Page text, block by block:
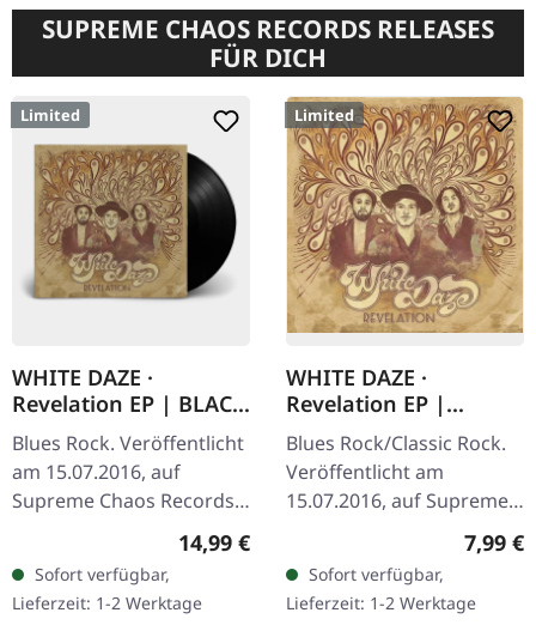
SUPREME CHAOS RECORDS RELEASES
FÜR DICH
Limited
WHITE DAZE ·
Revelation EP | BLACK
LP
Blues Rock. Veröffentlicht
am 15.07.2016, auf
Supreme Chaos Records.
Schicke LP im schwarzen
Vinyl, limitiert auf 300
Exemplare. White Daze
liefern…
Regulärer Preis:
14,99 €
Sofort verfügbar,
Lieferzeit: 1-2 Werktage
Limited
WHITE DAZE ·
Revelation EP |
DIIGPAK CD
Blues Rock/Classic Rock.
Veröffentlicht am
15.07.2016, auf Supreme
Erstauflage im edlen
Limited Digipak. White
Daze liefern mit ihrer…
7,99 €
Sofort verfügbar,
Lieferzeit: 1-2 Werktage